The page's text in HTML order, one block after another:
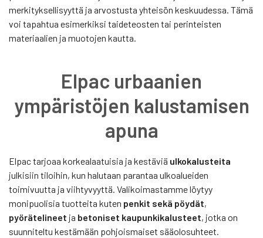
merkityksellisyyttä ja arvostusta yhteisön keskuudessa. Tämä
voi tapahtua esimerkiksi taideteosten tai perinteisten
materiaalien ja muotojen kautta.
Elpac urbaanien
ympäristöjen kalustamisen
apuna
Elpac tarjoaa korkealaatuisia ja kestäviä ulkokalusteita
julkisiin tiloihin, kun halutaan parantaa ulkoalueiden
toimivuutta ja viihtyvyyttä. Valikoimastamme löytyy
monipuolisia tuotteita kuten penkit sekä pöydät,
pyörätelineet ja betoniset kaupunkikalusteet, jotka on
suunniteltu kestämään pohjoismaiset sääolosuhteet.